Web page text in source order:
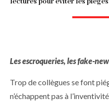
Les escroqueries, les fake-
Trop de collègues se font
n’échappent pas à